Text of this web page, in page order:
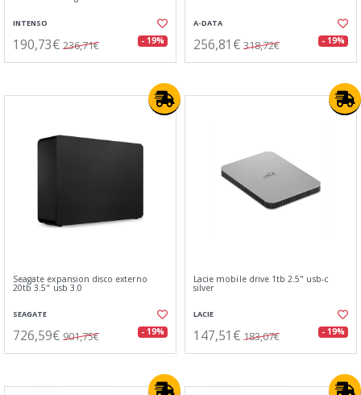
INTENSO
190,73€ 236,71€ - 19%
A-DATA
256,81€ 318,72€ - 19%
Seagate expansion disco externo
20tb 3.5" usb 3.0
SEAGATE
726,59€ 901,75€ - 19%
Lacie mobile drive 1tb 2.5" usb-c
silver
LACIE
147,51€ 183,07€ - 19%